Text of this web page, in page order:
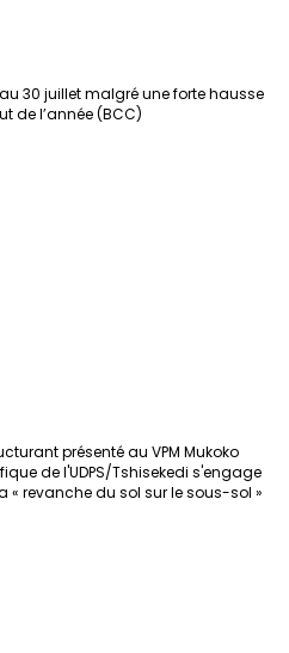
au 30 juillet malgré une forte hausse
de l’année (BCC)
présenté au VPM Mukoko
de l'UDPS/Tshisekedi s'engage
revanche du sol sur le sous-sol »